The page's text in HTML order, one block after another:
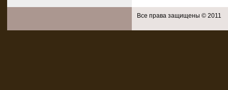
Все права защищены © 2011